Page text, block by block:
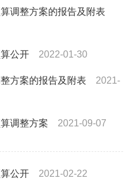
调整方案的报告及附表
公开 2022-01-30
方案的报告及附表
2021-
调整方案 2021-09-07
公开 2021-02-22